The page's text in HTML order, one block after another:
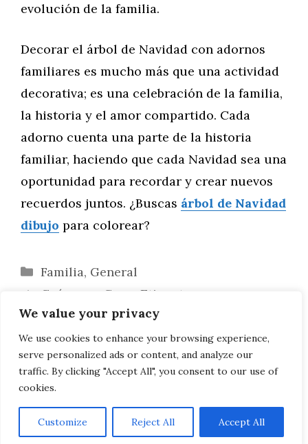
We value your privacy
We use cookies to enhance your browsing experience,
serve personalized ads or content, and analyze our
traffic. By clicking "Accept All", you consent to our use of
cookies.
Customize Reject All Accept All
evolución de la familia.
Decorar el árbol de Navidad con adornos
familiares es mucho más que una actividad
decorativa; es una celebración de la familia,
la historia y el amor compartido. Cada
adorno cuenta una parte de la historia
familiar, haciendo que cada Navidad sea una
oportunidad para recordar y crear nuevos
recuerdos juntos. ¿Buscas árbol de Navidad
dibujo para colorear?
Categorías
Familia, General
Guía para Crear Etiquetas
Personalizadas para Regalos Navideños
Esplendor Navideño: Árboles de Navidad
en las Grandes Ciudades del Mundo
AVISO LEGAL, POLITICA DE PRIVACIDAD, COOKIES